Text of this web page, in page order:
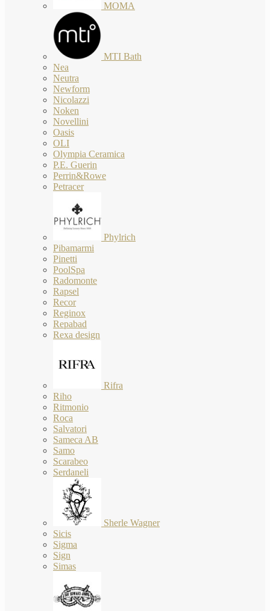
MOMA
MTI Bath
Nea
Neutra
Newform
Nicolazzi
Noken
Novellini
Oasis
OLI
Olympia Ceramica
P.E. Guerin
Perrin&Rowe
Petracer
Phylrich
Pibamarmi
Pinetti
PoolSpa
Radomonte
Rapsel
Recor
Reginox
Repabad
Rexa design
Rifra
Riho
Ritmonio
Roca
Salvatori
Sameca AB
Samo
Scarabeo
Serdaneli
Sherle Wagner
Sicis
Sigma
Sign
Simas